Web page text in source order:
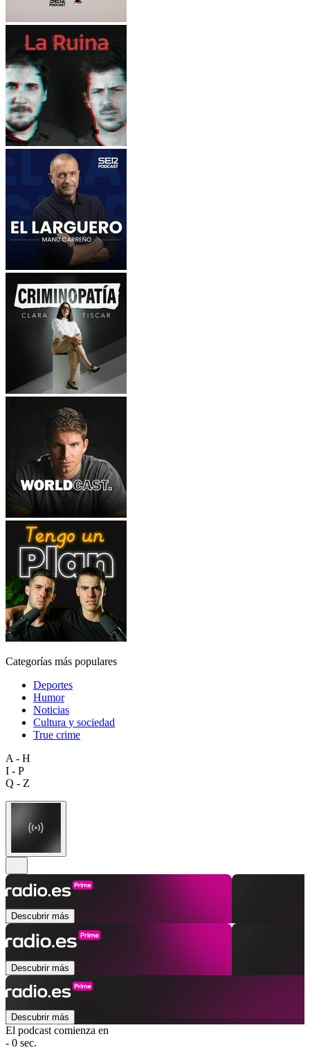
Categorías más populares
Deportes
Humor
Noticias
Cultura y sociedad
True crime
A - H
I - P
Q - Z
Descubrir más
Descubrir más
Descubrir más
El podcast comienza en
- 0 sec.